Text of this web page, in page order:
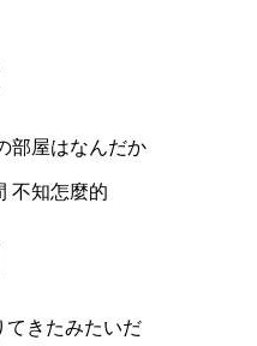
部屋はなんだか
不知怎麼的
てきたみたいだ